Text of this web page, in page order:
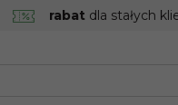
rabat dla stałych